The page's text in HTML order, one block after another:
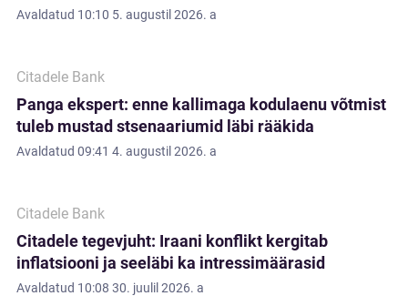
Avaldatud 10:10 5. augustil 2026. a
Citadele Bank
Panga ekspert: enne kallimaga kodulaenu võtmist
tuleb mustad stsenaariumid läbi rääkida
Avaldatud 09:41 4. augustil 2026. a
Citadele Bank
Citadele tegevjuht: Iraani konflikt kergitab
inflatsiooni ja seeläbi ka intressimäärasid
Avaldatud 10:08 30. juulil 2026. a